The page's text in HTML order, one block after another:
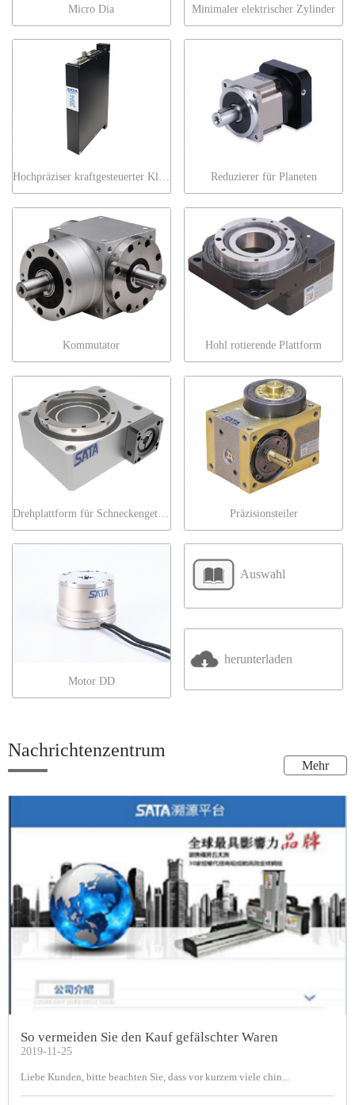
Micro Dia Minimaler elektrischer Zylinder
Hochpräziser kraftgesteuerter Klingenmotor Reduzierer für Planeten
Kommutator Hohl rotierende Plattform
Präzisionsteiler
Motor DD
Auswahl
herunterladen
Nachrichtenzentrum
Mehr
So vermeiden Sie den Kauf gefälschter Waren
2019-11-25
Liebe Kunden, bitte beachten Sie, dass vor kurzem viele chin...